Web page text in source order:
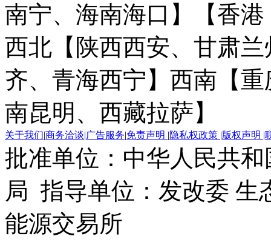
南宁、海南海口】
【香
西北【陕西西安、甘肃
齐、青海西宁】 西南【
南昆明、西藏拉萨】
关于我们|商务洽谈|广告服务|免责声明 |隐私权政策 |版权声明 |
批准单位：中华人民共
局 指导单位：发改委 生
能源交易所